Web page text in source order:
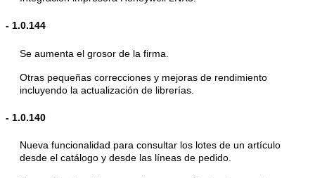
- 1.0.144
Se aumenta el grosor de la firma.
Otras pequeñas correcciones y mejoras de rendimiento
incluyendo la actualización de librerías.
- 1.0.140
Nueva funcionalidad para consultar los lotes de un artículo
desde el catálogo y desde las líneas de pedido.